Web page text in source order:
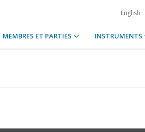
English
MEMBRES ET PARTIES INSTRUMENTS